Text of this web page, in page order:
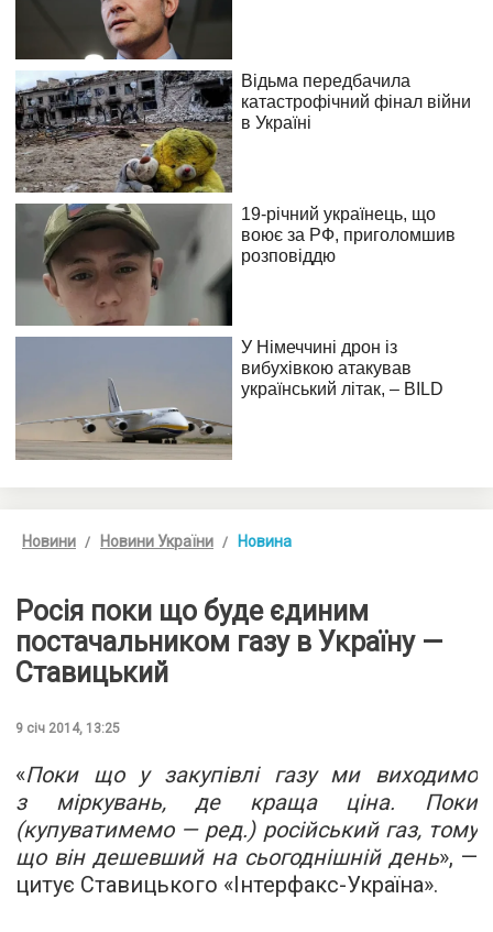
Новини Новини України Новина
Росія поки що буде єдиним
постачальником газу в Україну —
Ставицький
9 січ 2014, 13:25
«Поки що у закупівлі газу ми виходимо
з міркувань, де краща ціна. Поки
(купуватимемо — ред.) російський газ, тому
що він дешевший на сьогоднішній день», —
цитує Ставицького «Інтерфакс-Україна».